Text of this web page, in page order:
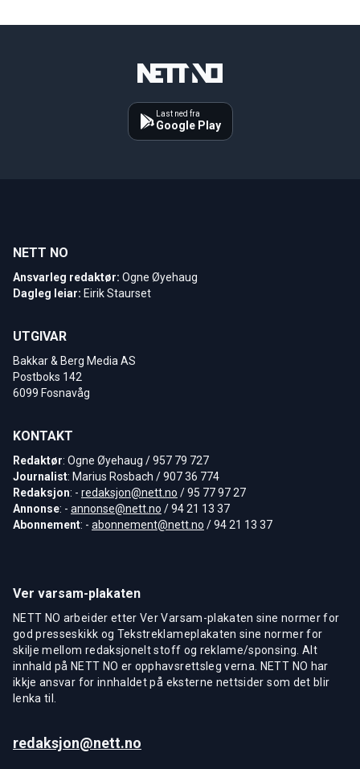
Last ned fra
Google Play
NETT NO
Ansvarleg redaktør: Ogne Øyehaug
Dagleg leiar: Eirik Staurset
UTGIVAR
Bakkar & Berg Media AS
Postboks 142
6099 Fosnavåg
KONTAKT
Redaktør: Ogne Øyehaug / 957 79 727
Journalist: Marius Rosbach / 907 36 774
Redaksjon: - redaksjon@nett.no / 95 77 97 27
Annonse: - annonse@nett.no / 94 21 13 37
Abonnement: - abonnement@nett.no / 94 21 13 37
Ver varsam-plakaten
NETT NO arbeider etter Ver Varsam-plakaten sine normer for
god presseskikk og Tekstreklameplakaten sine normer for
skilje mellom redaksjonelt stoff og reklame/sponsing. Alt
innhald på NETT NO er opphavsrettsleg verna. NETT NO har
ikkje ansvar for innhaldet på eksterne nettsider som det blir
lenka til.
redaksjon@nett.no